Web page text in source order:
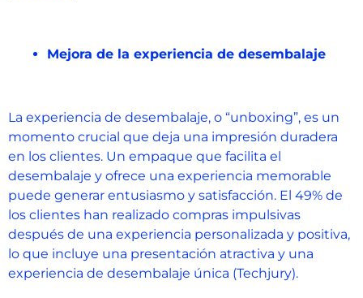
Mejora de la experiencia de desembalaje
La experiencia de desembalaje, o “unboxing”, es un
momento crucial que deja una impresión duradera
en los clientes. Un empaque que facilita el
desembalaje y ofrece una experiencia memorable
puede generar entusiasmo y satisfacción. El 49% de
los clientes han realizado compras impulsivas
después de una experiencia personalizada y positiva,
lo que incluye una presentación atractiva y una
experiencia de desembalaje única (Techjury)​.